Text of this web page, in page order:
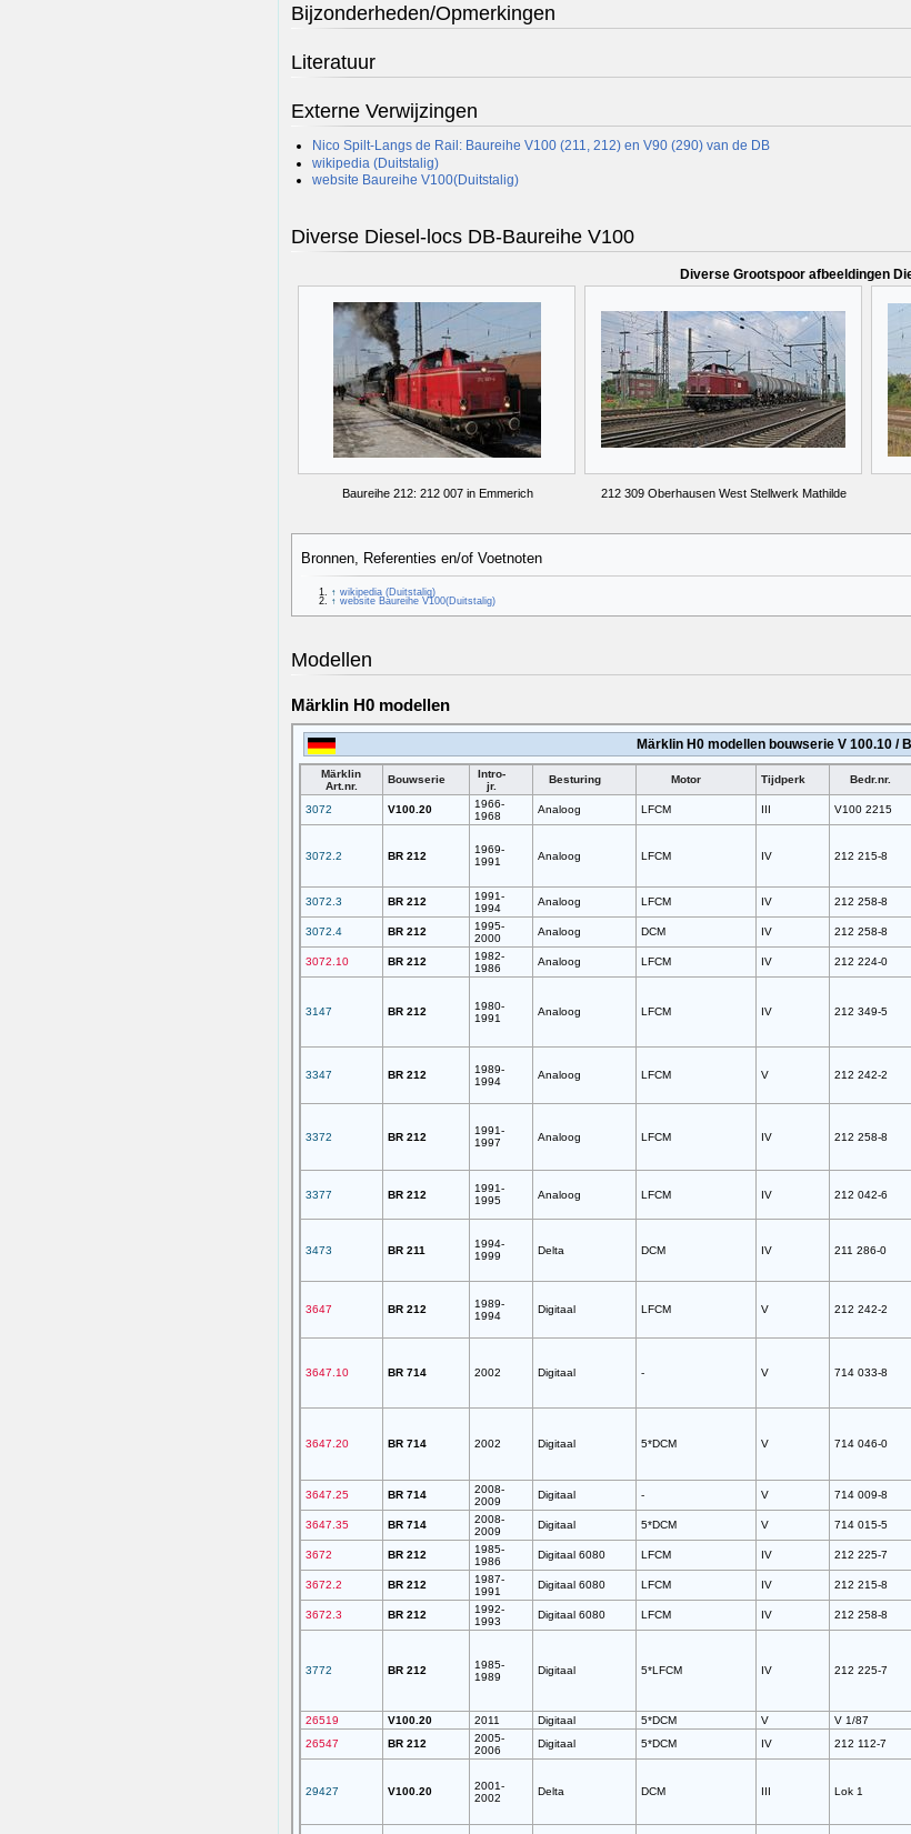
Bijzonderheden/Opmerkingen
Literatuur
Externe Verwijzingen
Nico Spilt-Langs de Rail: Baureihe V100 (211, 212) en V90 (290) van de DB
wikipedia (Duitstalig)
website Baureihe V100(Duitstalig)
Diverse Diesel-locs DB-Baureihe V100
Diverse Grootspoor afbeeldingen
Baureihe 212: 212 007 in Emmerich 212 309 Oberhausen West Stellwerk Mathilde
Bronnen, Referenties en/of Voetnoten
↑ wikipedia (Duitstalig)
↑ website Baureihe V100(Duitstalig)
Modellen
Märklin H0 modellen
Märklin H0 modellen bouwserie V 100.10 /
Märklin
Art.nr.
Bouwserie
Intro-
jr.
Besturing Motor Tijdperk Bedr.nr.
3072 V100.20
1966-
1968
Analoog LFCM V100 2215
3072.2 BR 212
1969-
1991
Analoog LFCM IV 212 215-8
3072.3 BR 212
1991-
1994
Analoog LFCM IV 212 258-8
3072.4 BR 212
1995-
2000
Analoog DCM IV 212 258-8
3072.10 BR 212
1982-
1986
Analoog LFCM IV 212 224-0
3147 BR 212
1980-
1991
Analoog LFCM IV 212 349-5
3347 BR 212
1989-
1994
Analoog LFCM V 212 242-2
3372 BR 212
1991-
1997
Analoog LFCM IV 212 258-8
3377 BR 212
1991-
1995
Analoog LFCM IV 212 042-6
3473 BR 211
1994-
1999
Delta DCM IV 211 286-0
3647 BR 212
1989-
1994
Digitaal LFCM V 212 242-2
3647.10 BR 714 2002 Digitaal - V 714 033-8
3647.20 BR 714 2002 Digitaal 5*DCM V 714 046-0
3647.25 BR 714
2008-
2009
Digitaal - V 714 009-8
3647.35 BR 714
2008-
2009
Digitaal 5*DCM V 714 015-5
3672 BR 212
1985-
1986
Digitaal 6080 LFCM IV 212 225-7
3672.2 BR 212
1987-
1991
Digitaal 6080 LFCM IV 212 215-8
3672.3 BR 212
1992-
1993
Digitaal 6080 LFCM IV 212 258-8
3772 BR 212
1985-
1989
Digitaal 5*LFCM IV 212 225-7
26519 V100.20 2011 Digitaal 5*DCM V V 1/87
26547
BR 212
2005-
2006
Digitaal 5*DCM IV 212 112-7
29427 V100.20
2001-
2002
Delta DCM Lok 1